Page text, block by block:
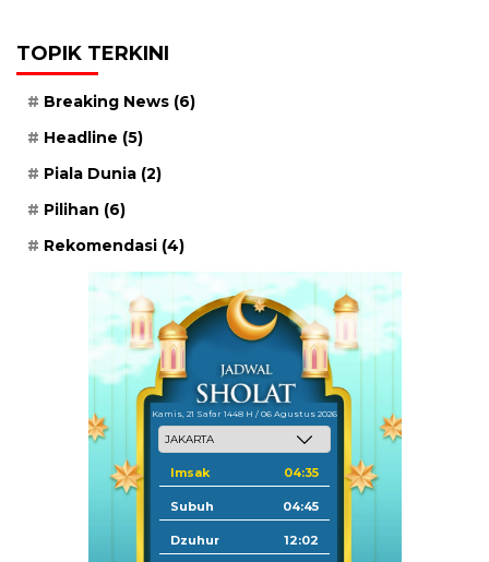
TOPIK TERKINI
Breaking News (6)
Headline (5)
Piala Dunia (2)
Pilihan (6)
Rekomendasi (4)
Kamis, 21 Safar 1448 H / 06 Agustus 2026
Imsak 04:35
Subuh 04:45
Dzuhur 12:02